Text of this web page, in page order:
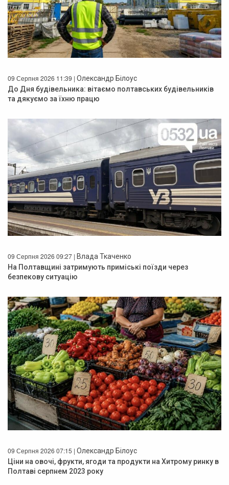
09 Серпня 2026 11:39 | Олександр Білоус
До Дня будівельника: вітаємо полтавських будівельників
та дякуємо за їхню працю
09 Серпня 2026 09:27 | Влада Ткаченко
На Полтавщині затримують приміські поїзди через
безпекову ситуацію
09 Серпня 2026 07:15 | Олександр Білоус
Ціни на овочі, фрукти, ягоди та продукти на Хитрому ринку в
Полтаві серпнем 2023 року